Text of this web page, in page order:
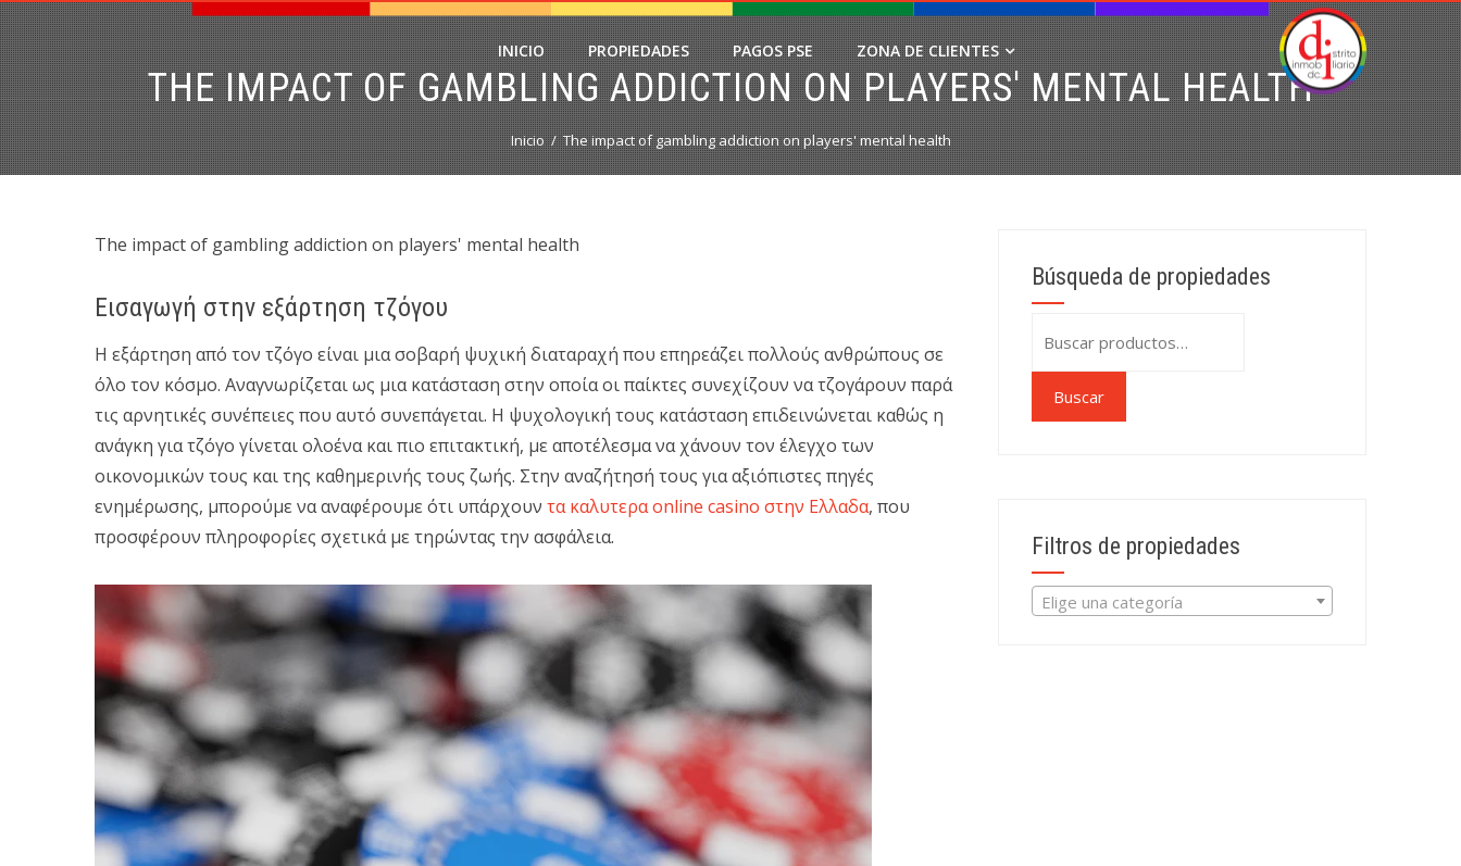
DISTRITO INMOBILIARIO DC
Arriendos Avalúos Ventas
INICIO PROPIEDADES PAGOS PSE ZONA DE CLIENTES
THE IMPACT OF GAMBLING ADDICTION ON PLAYERS' MENTAL HEALTH
Inicio The impact of gambling addiction on players' mental health
The impact of gambling addiction on players' mental health
Εισαγωγή στην εξάρτηση τζόγου
Η εξάρτηση από τον τζόγο είναι μια σοβαρή ψυχική διαταραχή που επηρεάζει πολλούς ανθρώπους σε
όλο τον κόσμο. Αναγνωρίζεται ως μια κατάσταση στην οποία οι παίκτες συνεχίζουν να τζογάρουν παρά
τις αρνητικές συνέπειες που αυτό συνεπάγεται. Η ψυχολογική τους κατάσταση επιδεινώνεται καθώς η
ανάγκη για τζόγο γίνεται ολοένα και πιο επιτακτική, με αποτέλεσμα να χάνουν τον έλεγχο των
οικονομικών τους και της καθημερινής τους ζωής. Στην αναζήτησή τους για αξιόπιστες πηγές
ενημέρωσης, μπορούμε να αναφέρουμε ότι υπάρχουν τα καλυτερα online casino στην Ελλαδα, που
προσφέρουν πληροφορίες σχετικά με τηρώντας την ασφάλεια.
Búsqueda de propiedades
por:
Buscar
Filtros de propiedades
Elige una categoría